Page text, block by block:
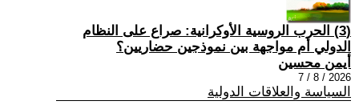
(3) الحرب الروسية الأوكرانية: صراع على النظام
الدولي أم مواجهة بين نموذجين حضاريين؟
أيمن محسين
2026 / 8 / 7
السياسة والعلاقات الدولية